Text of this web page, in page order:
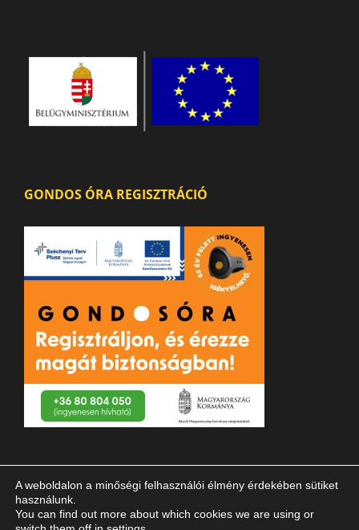
GONDOS ÓRA REGISZTRÁCIÓ
A weboldalon a minőségi felhasználói élmény érdekében sütiket
használunk.
You can find out more about which cookies we are using or